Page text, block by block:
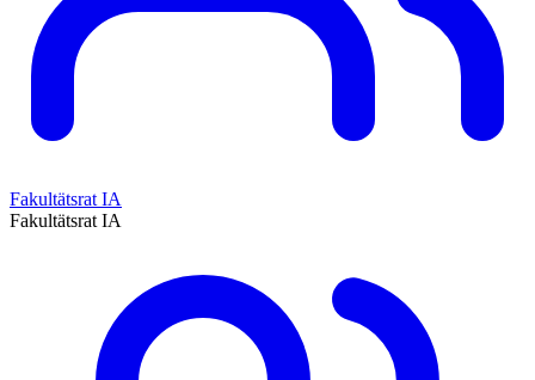
Fakultätsrat IA
Fakultätsrat IA